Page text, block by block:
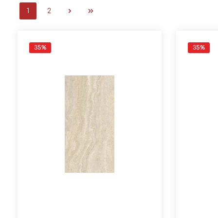
1 2
35% 35%